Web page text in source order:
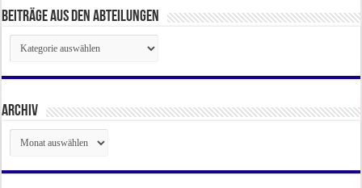
Beiträge aus den Abteilungen
Beiträge
aus
den
Abteilungen
Archiv
Archiv